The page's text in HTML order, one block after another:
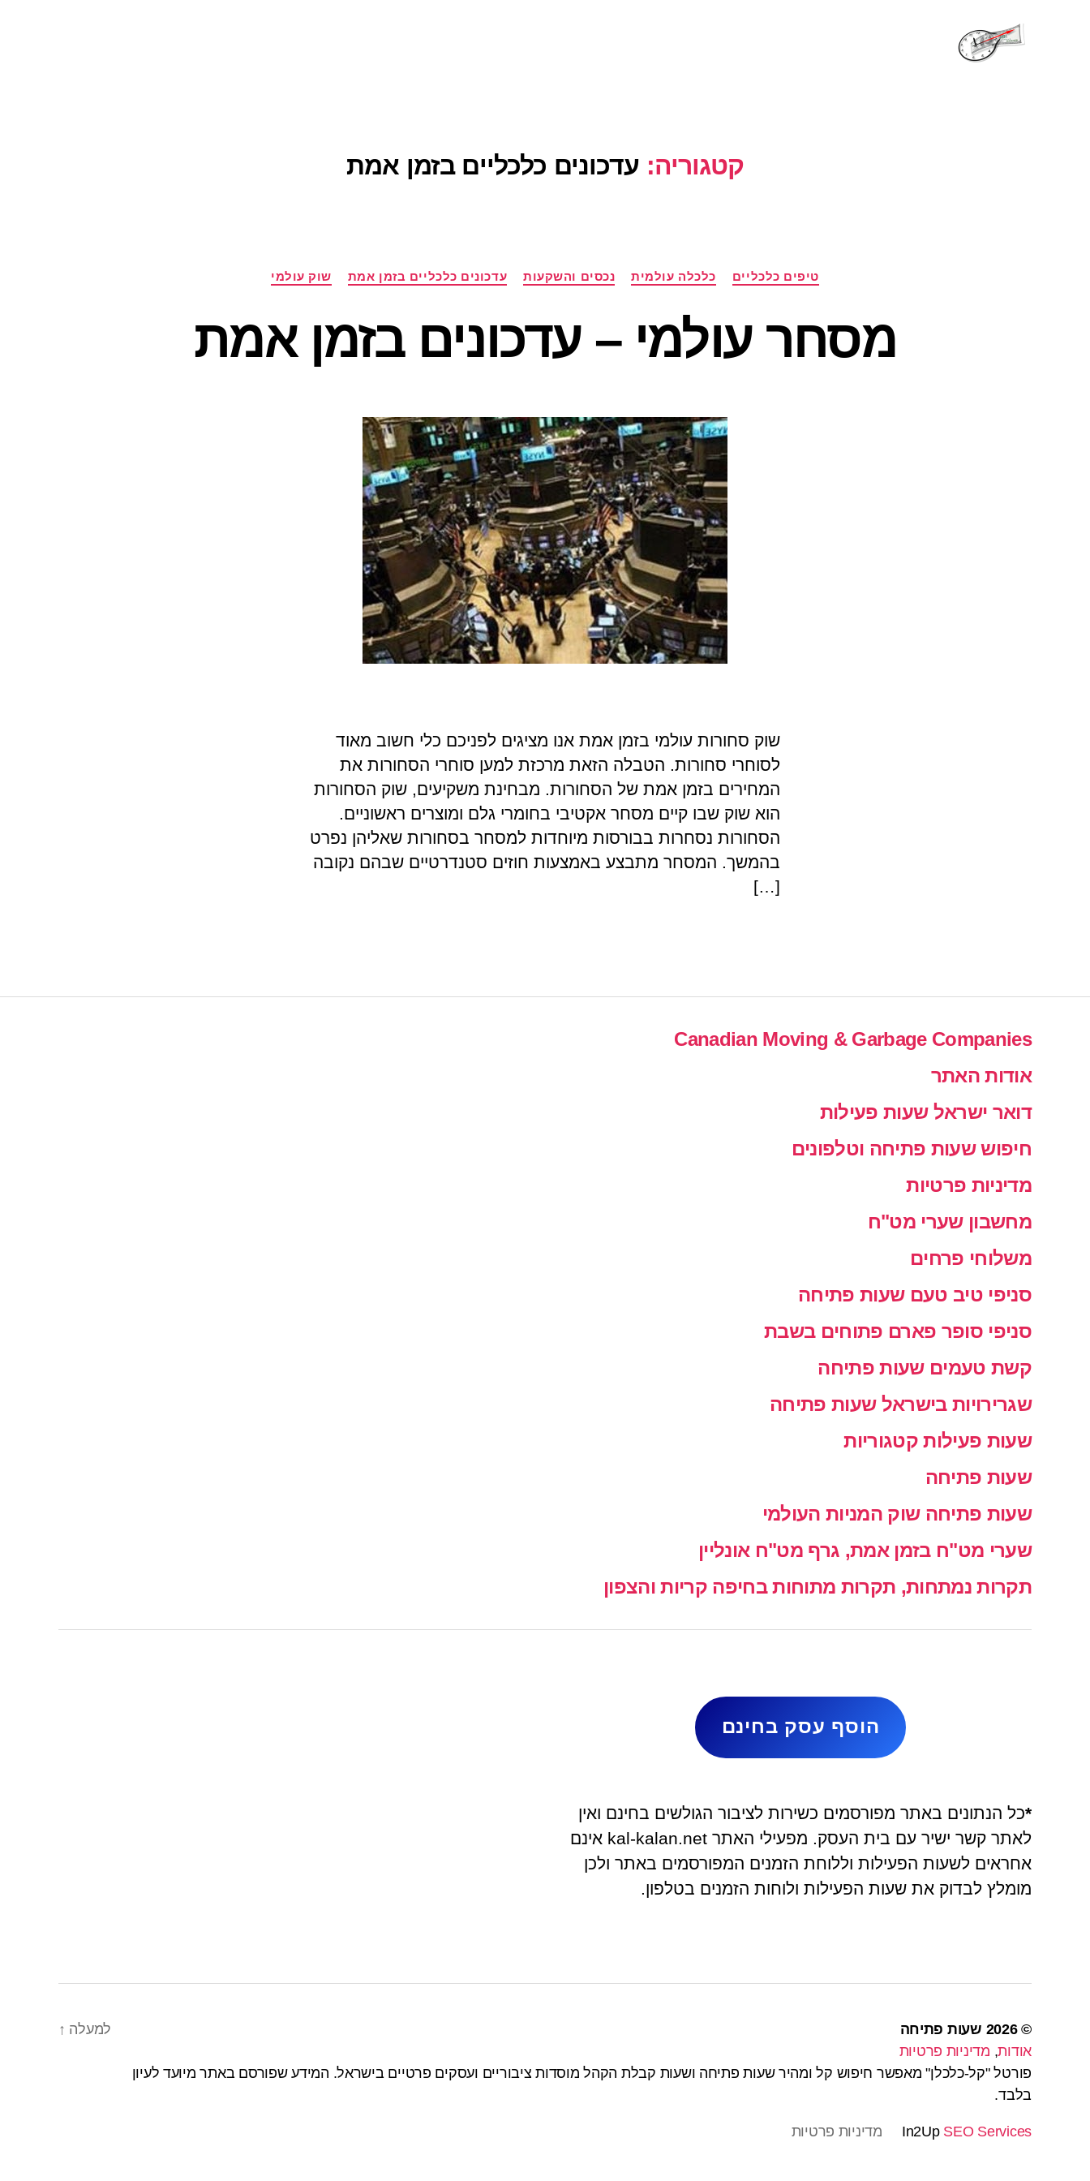
קטגוריה: עדכונים כלכליים בזמן אמת
קטגוריות טיפים כלכליים כלכלה עולמית נכסים והשקעות עדכונים כלכליים בזמן אמת שוק עולמי
מסחר עולמי – עדכונים בזמן אמת
שוק סחורות עולמי בזמן אמת אנו מציגים לפניכם כלי חשוב מאוד
לסוחרי סחורות. הטבלה הזאת מרכזת למען סוחרי הסחורות את
המחירים בזמן אמת של הסחורות. מבחינת משקיעים, שוק הסחורות
הוא שוק שבו קיים מסחר אקטיבי בחומרי גלם ומוצרים ראשוניים.
הסחורות נסחרות בבורסות מיוחדות למסחר בסחורות שאליהן נפרט
בהמשך. המסחר מתבצע באמצעות חוזים סטנדרטיים שבהם נקובה
[…]
Canadian Moving & Garbage Companies
אודות האתר
דואר ישראל שעות פעילות
חיפוש שעות פתיחה וטלפונים
מדיניות פרטיות
מחשבון שערי מט"ח
משלוחי פרחים
סניפי טיב טעם שעות פתיחה
סניפי סופר פארם פתוחים בשבת
קשת טעמים שעות פתיחה
שגרירויות בישראל שעות פתיחה
שעות פעילות קטגוריות
שעות פתיחה
שעות פתיחה שוק המניות העולמי
שערי מט"ח בזמן אמת, גרף מט"ח אונליין
תקרות נמתחות, תקרות מתוחות בחיפה קריות והצפון
הוסף עסק בחינם
*כל הנתונים באתר מפורסמים כשירות לציבור הגולשים בחינם ואין
לאתר קשר ישיר עם בית העסק. מפעילי האתר kal-kalan.net אינם
אחראים לשעות הפעילות וללוחת הזמנים המפורסמים באתר ולכן
מומלץ לבדוק את שעות הפעילות ולוחות הזמנים בטלפון.
© 2026
שעות פתיחה
אודות, מדיניות פרטיות
פורטל "קל-כלכלן" מאפשר חיפוש קל ומהיר שעות פתיחה ושעות קבלת הקהל מוסדות ציבוריים ועסקים פרטיים בישראל. המידע שפורסם באתר מיועד לעיון
בלבד.
In2Up SEO Services מדיניות פרטיות
למעלה ↑